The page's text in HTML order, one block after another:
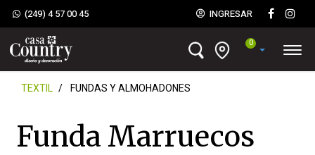
(249) 4 57 00 45 INGRESAR
0
TEXTIL FUNDAS Y ALMOHADONES
Funda Marruecos